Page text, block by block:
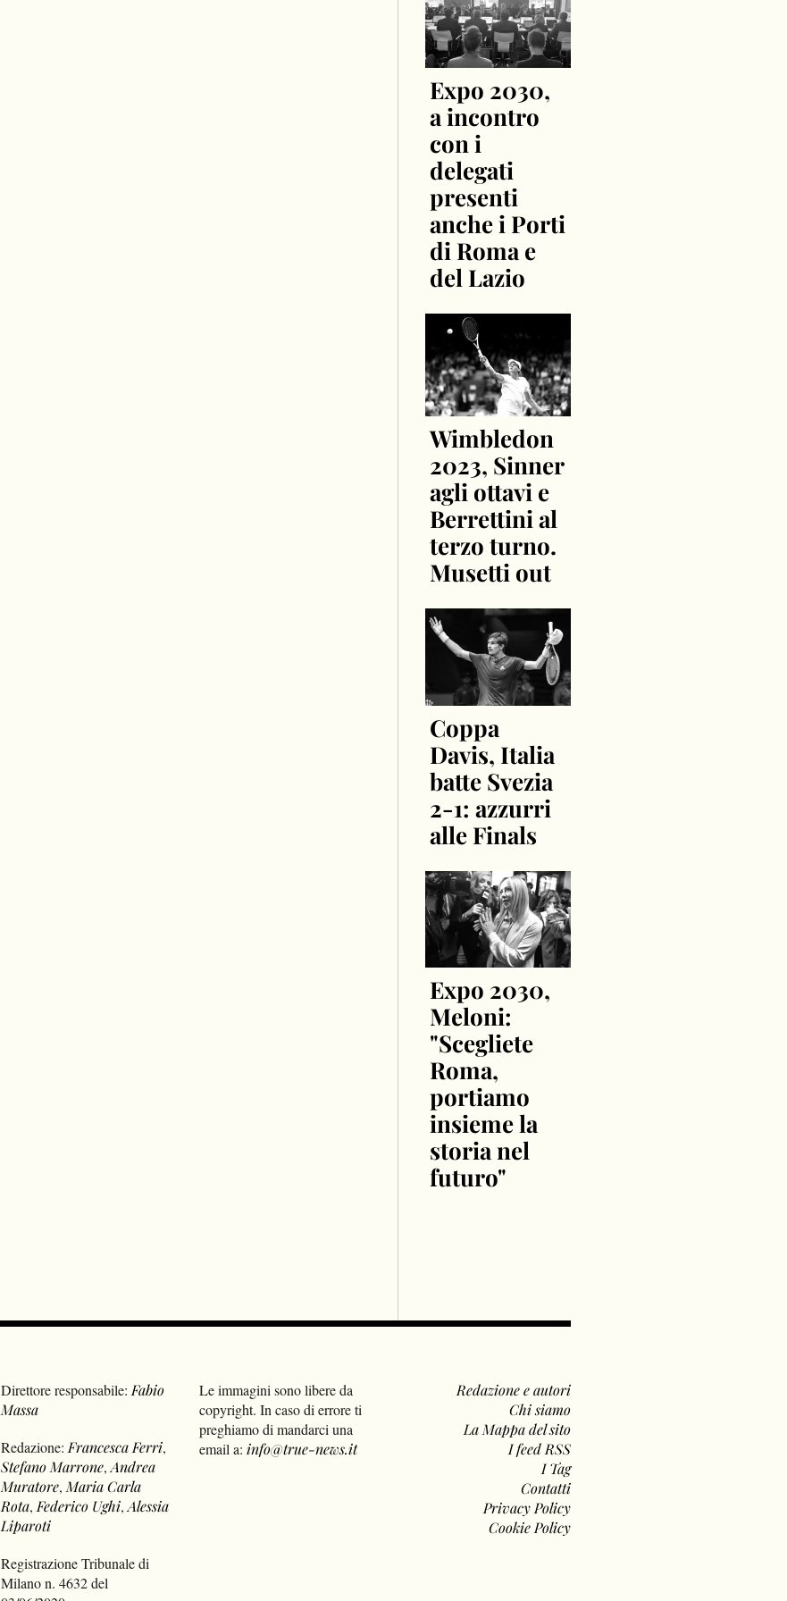
Expo 2030,
a incontro
con i
delegati
presenti
anche i Porti
di Roma e
del Lazio
Wimbledon
2023, Sinner
agli ottavi e
Berrettini al
terzo turno.
Musetti out
Coppa
Davis, Italia
batte Svezia
2-1: azzurri
alle Finals
Expo 2030,
Meloni:
"Scegliete
Roma,
portiamo
insieme la
storia nel
futuro"
Direttore responsabile:Fabio
Massa
Redazione:Francesca Ferri,
Stefano Marrone,Andrea
Muratore,Maria Carla
Rota,Federico Ughi,Alessia
Liparoti
Registrazione Tribunale di
Milano n. 4632 del
Le immagini sono libere da
copyright. In caso di errore ti
preghiamo di mandarci una
email a: info@true-news.it
Redazione e autori
Chi siamo
La Mappa del sito
I feed RSS
I Tag
Contatti
Privacy Policy
Cookie Policy